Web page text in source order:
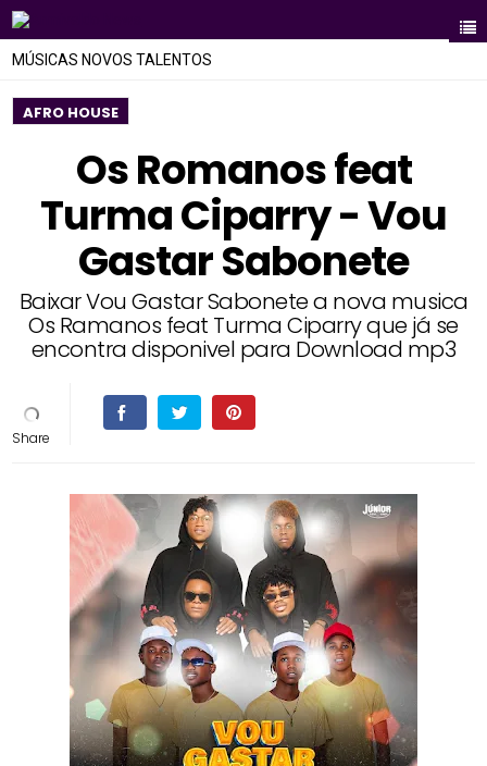
MÚSICAS NOVOS TALENTOS
AFRO HOUSE
Os Romanos feat
Turma Ciparry - Vou
Gastar Sabonete
Baixar Vou Gastar Sabonete a nova musica
Os Ramanos feat Turma Ciparry que já se
encontra disponivel para Download mp3